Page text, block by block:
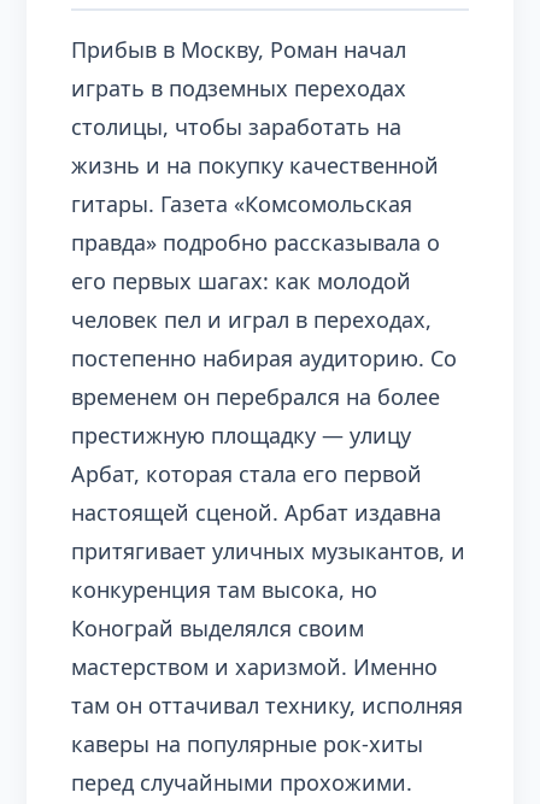
Прибыв в Москву, Роман начал
играть в подземных переходах
столицы, чтобы заработать на
жизнь и на покупку качественной
гитары. Газета «Комсомольская
правда» подробно рассказывала о
его первых шагах: как молодой
человек пел и играл в переходах,
постепенно набирая аудиторию. Со
временем он перебрался на более
престижную площадку — улицу
Арбат, которая стала его первой
настоящей сценой. Арбат издавна
притягивает уличных музыкантов, и
конкуренция там высока, но
Конограй выделялся своим
мастерством и харизмой. Именно
там он оттачивал технику, исполняя
каверы на популярные рок-хиты
перед случайными прохожими.